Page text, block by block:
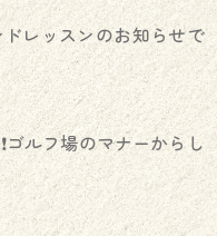
レッスンのお知らせで
ゴルフ場のマナーからし